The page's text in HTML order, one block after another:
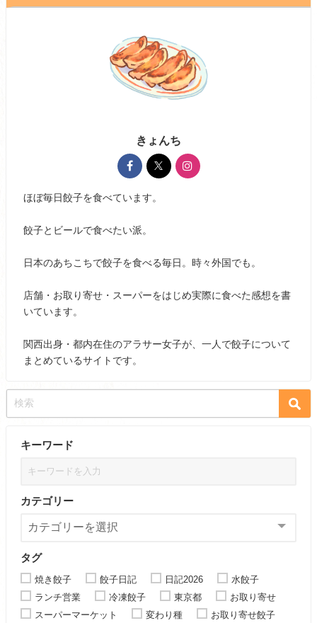
きょんち
ほぼ毎日餃子を食べています。
餃子とビールで食べたい派。
日本のあちこちで餃子を食べる毎日。時々外国でも。
店舗・お取り寄せ・スーパーをはじめ実際に食べた感想を書
いています。
関西出身・都内在住のアラサー女子が、一人で餃子について
まとめているサイトです。
キーワード
カテゴリー
タグ
焼き餃子 餃子日記 日記2026
水餃子
ランチ営業
冷凍餃子 東京都
お取り寄せ
スーパーマーケット
変わり種
お取り寄せ餃子